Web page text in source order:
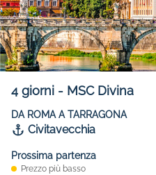
4 giorni - MSC Divina
DA ROMA A TARRAGONA
Civitavecchia
Prossima partenza
Prezzo più basso